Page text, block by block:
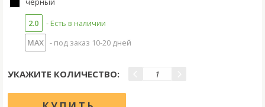
2.0
- Есть в наличии
MAX - под заказ 10-20 дней
УКАЖИТЕ КОЛИЧЕСТВО: